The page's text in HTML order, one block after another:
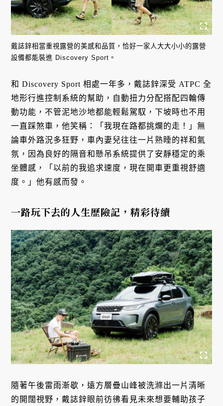
戴誌鋅相當重視露營的美感和品質，恰好一家人大大小小的露營
設備都能裝進 Discovery Sport。
和 Discovery Sport 相處一年多，戴誌鋅深受 ATPC 全
地形行進控制系統的幫助，自動扭力分配搭配四輪傳
動功能，不管泥地沙地都能輕鬆駕馭，下坡時也不用
一直踩煞車，他笑稱：「我現在路都挑爛的走！」無
論車外路況多狂野，車內妻兒往往一片熟睡的祥和氣
氛，因為良好的隔音和懸吊系統提供了安靜穩定的乘
坐體感，「以前的我追求速度，現在開車更重視舒適
度。」他有感而發。
一路玩下去的人生歷險記，精彩待續
隨著午後雷雨漸歇，遠方層疊山峰被洗滌出一片清晰
的開闊視野，戴誌鋅眼前彷彿看見未來想要輔助孩子